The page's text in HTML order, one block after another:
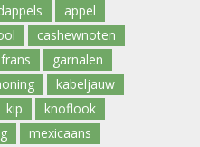
appel
cashewnoten
frans
garnalen
kabeljauw
kip
knoflook
mexicaans